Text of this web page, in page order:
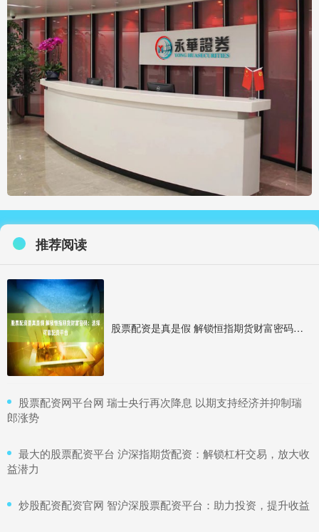
推荐阅读
股票配资是真是假 解锁恒指期货财富密码：选择可靠配资平台
​股票配资网平台网 瑞士央行再次降息 以期支持经济并抑制瑞
郎涨势
​最大的股票配资平台 沪深指期货配资：解锁杠杆交易，放大收
益潜力
​炒股配资配资官网 智沪深股票配资平台：助力投资，提升收益